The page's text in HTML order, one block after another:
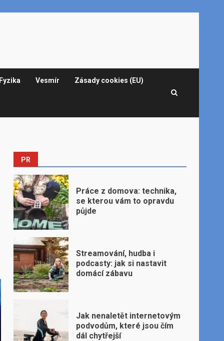
Fyzika Vesmír Zásady cookies (EU)
PR
Práce z domova: technika,
se kterou vám to opravdu
půjde
Streamování, hudba i
podcasty: jak si nastavit
domácí zábavu
Jak nenaletět internetovým
podvodům, které jsou čím
dál chytřejší